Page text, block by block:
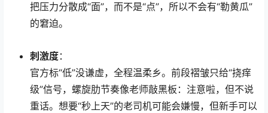
把压力分散成“面”，而不是“点”，所以不会有“勒黄瓜”
的窘迫。
刺激度：
官方标“低”没谦虚，全程温柔乡。前段褶皱只给“挠痒
级”信号，螺旋肋节奏像老师敲黑板：注意啦，但不说
重话。想要“秒上天”的老司机可能会嫌慢，但新手可以